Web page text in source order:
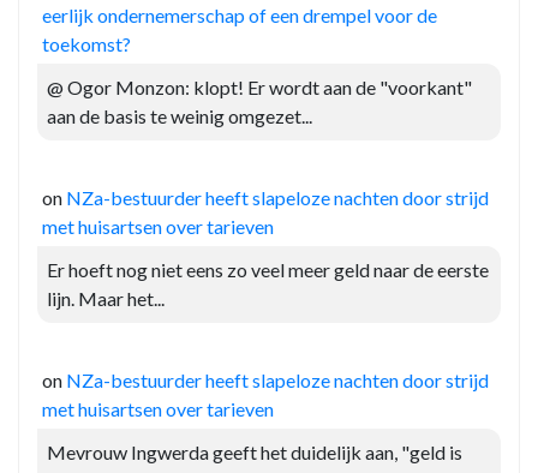
eerlijk ondernemerschap of een drempel voor de
toekomst?
@ Ogor Monzon: klopt! Er wordt aan de "voorkant"
aan de basis te weinig omgezet...
on NZa-bestuurder heeft slapeloze nachten door strijd
met huisartsen over tarieven
Er hoeft nog niet eens zo veel meer geld naar de eerste
lijn. Maar het...
on NZa-bestuurder heeft slapeloze nachten door strijd
met huisartsen over tarieven
Mevrouw Ingwerda geeft het duidelijk aan, "geld is